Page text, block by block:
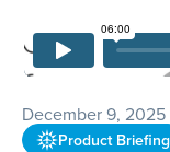
December 9, 2025
Product Briefing